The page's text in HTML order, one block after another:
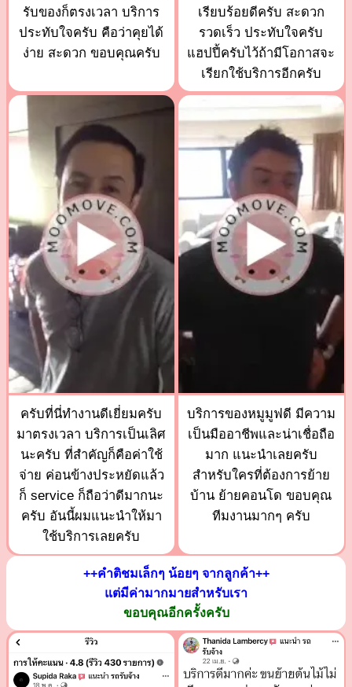
รับของก็ตรงเวลา บริการ
ประทับใจครับ คือว่าคุยได้
ง่าย สะดวก ขอบคุณครับ
เรียบร้อยดีครับ สะดวก
รวดเร็ว ประทับใจครับ
แฮปปี้ครับไว้ถ้ามีโอกาสจะ
เรียกใช้บริการอีกครับ
ครับที่นี่ทำงานดีเยี่ยมครับ
มาตรงเวลา บริการเป็นเลิศ
นะครับ ที่สำคัญก็คือค่าใช้
จ่าย ค่อนข้างประหยัดแล้ว
ก็ service ก็ถือว่าดีมากนะ
ครับ อันนี้ผมแนะนำให้มา
ใช้บริการเลยครับ
บริการของหมูมูฟดี มีความ
เป็นมืออาชีพและน่าเชื่อถือ
มาก แนะนำเลยครับ
สำหรับใครที่ต้องการย้าย
บ้าน ย้ายคอนโด ขอบคุณ
ทีมงานมากๆ ครับ
++คำติชมเล็กๆ น้อยๆ จากลูกค้า++
แต่มีค่ามากมายสำหรับเรา
ขอบคุณอีกครั้งครับ